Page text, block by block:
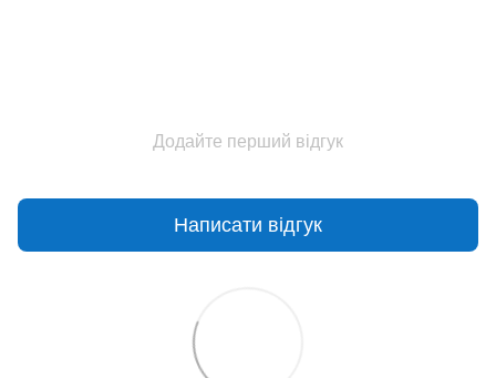
Додайте перший відгук
Написати відгук